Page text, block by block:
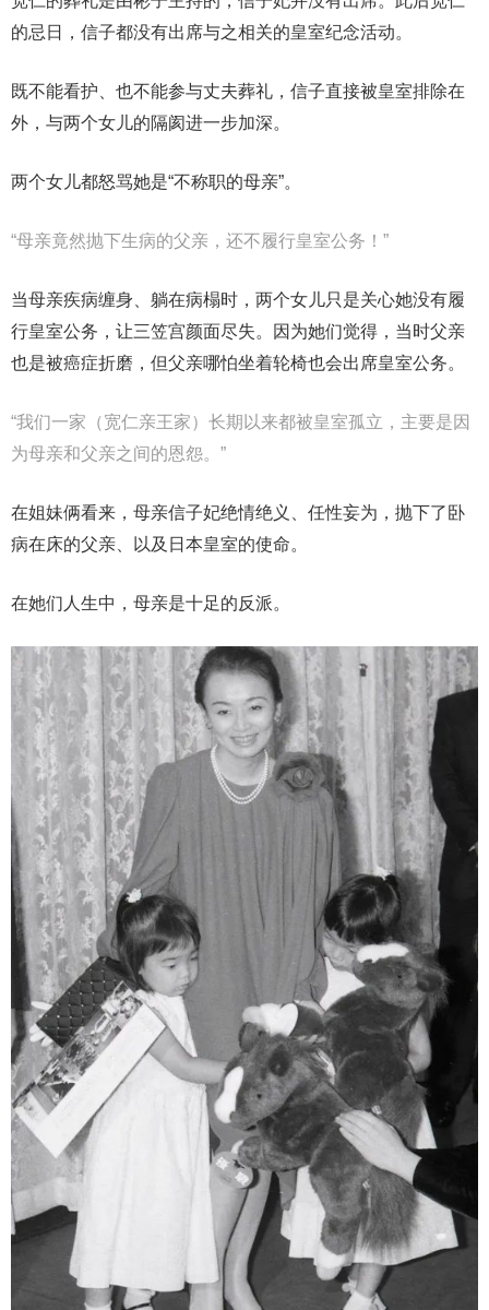
的忌日，信子都没有出席与之相关的皇室纪念活动。
既不能看护、也不能参与丈夫葬礼，信子直接被皇室排除在
外，与两个女儿的隔阂进一步加深。
两个女儿都怒骂她是“不称职的母亲”。
“母亲竟然抛下生病的父亲，还不履行皇室公务！”
当母亲疾病缠身、躺在病榻时，两个女儿只是关心她没有履
行皇室公务，让三笠宫颜面尽失。因为她们觉得，当时父亲
也是被癌症折磨，但父亲哪怕坐着轮椅也会出席皇室公务。
“我们一家（宽仁亲王家）长期以来都被皇室孤立，主要是因
为母亲和父亲之间的恩怨。”
在姐妹俩看来，母亲信子妃绝情绝义、任性妄为，抛下了卧
病在床的父亲、以及日本皇室的使命。
在她们人生中，母亲是十足的反派。